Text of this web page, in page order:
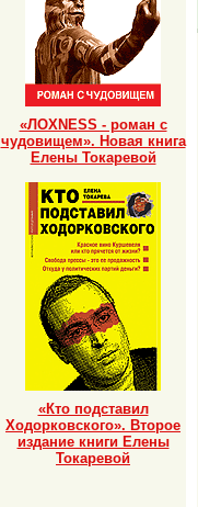
«ЛОХNESS - роман с
чудовищем». Новая книга
Елены Токаревой
«Кто подставил
Ходорковского». Второе
издание книги Елены
Токаревой